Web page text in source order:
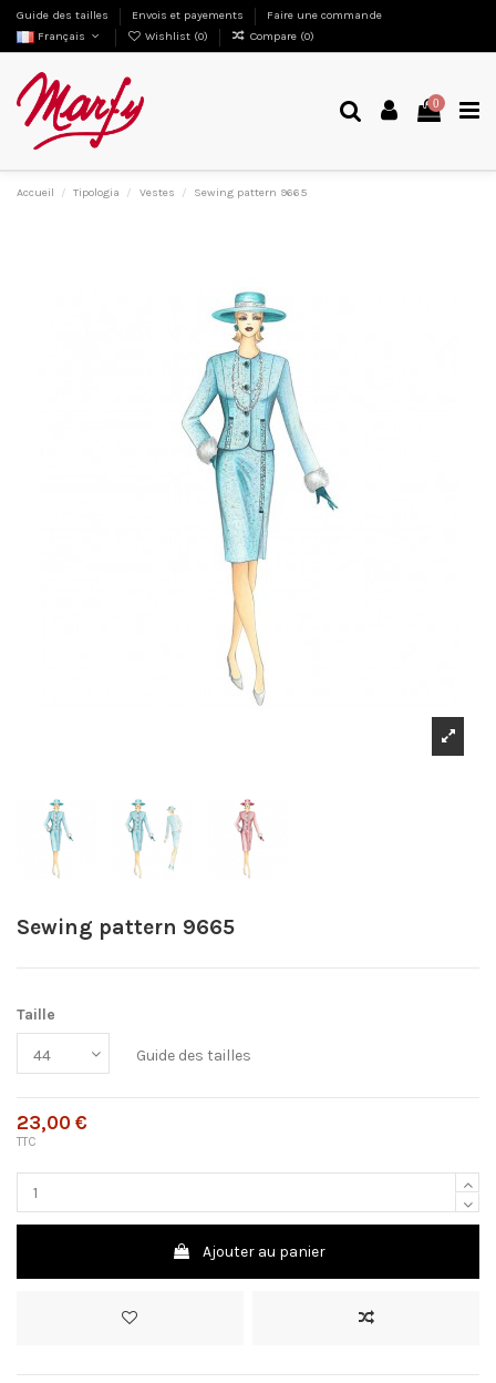
Guide des tailles Envois et payements
Faire une commande
Français
Wishlist (0) Compare (0)
0
Accueil Tipologia Vestes Sewing pattern 9665
Sewing pattern 9665
Taille
Guide des tailles
23,00 €
TTC
Ajouter au panier